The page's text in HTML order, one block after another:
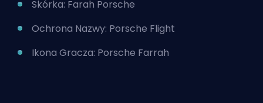
Skórka: Farah Porsche
Ochrona Nazwy: Porsche Flight
Ikona Gracza: Porsche Farrah